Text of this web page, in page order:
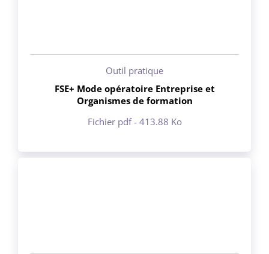
Outil pratique
FSE+ Mode opératoire Entreprise et
Organismes de formation
Fichier pdf - 413.88 Ko